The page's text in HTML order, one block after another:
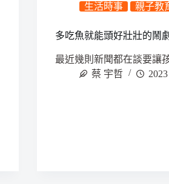
生活時事 親子教
多吃魚就能頭好壯壯的鬧
最近幾則新聞都在談要讓
蔡 宇哲